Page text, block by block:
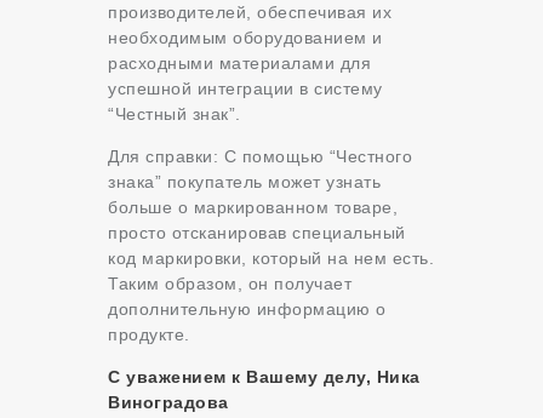
производителей, обеспечивая их
необходимым оборудованием и
расходными материалами для
успешной интеграции в систему
“Честный знак”.
Для справки: С помощью “Честного
знака” покупатель может узнать
больше о маркированном товаре,
просто отсканировав специальный
код маркировки, который на нем есть.
Таким образом, он получает
дополнительную информацию о
продукте.
С уважением к Вашему делу, Ника
Виноградова